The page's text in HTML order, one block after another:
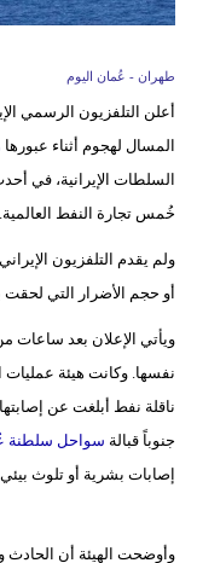
طهران - عُمان اليوم
أعلن التلفزيون الرسمي
المسال لهجوم أثناء عبورها
السلطات الإيرانية، في
خُمس تجارة النفط العالمية.
ولم يقدم التلفزيون
أو حجم الأضرار التي لحقت
ويأتي الإعلان بعد ساعات
ناقلة نفط أبلغت عن
جنوباً قبالة سواحل سلطنة
إصابات بشرية أو تلوث
وأوضحت الهيئة أن الحادث